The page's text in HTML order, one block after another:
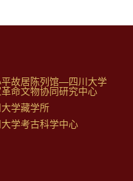
平故居陈列馆—四川大学
命文物协同研究中心
学藏学所
学考古科学中心